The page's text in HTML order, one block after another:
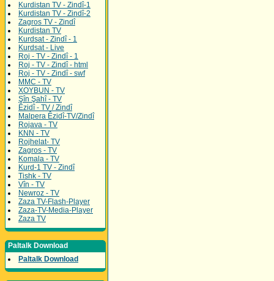
Kurdistan TV - Zindî-1
Kurdistan TV - Zindî-2
Zagros TV - Zindî
Kurdistan TV
Kurdsat - Zindî - 1
Kurdsat - Live
Roj - TV - Zindî - 1
Roj - TV - Zindî - html
Roj - TV - Zindî - swf
MMC - TV
XOYBUN - TV
Şîn Şahî - TV
Êzidî - TV / Zindî
Malpera Êzidî-TV/Zindî
Rojava - TV
KNN - TV
Rojhelat- TV
Zagros - TV
Komala - TV
Kurd-1 TV - Zindî
Tishk - TV
Vîn - TV
Newroz - TV
Zaza TV-Flash-Player
Zaza-TV-Media-Player
Zaza TV
Paltalk Download
Paltalk Download